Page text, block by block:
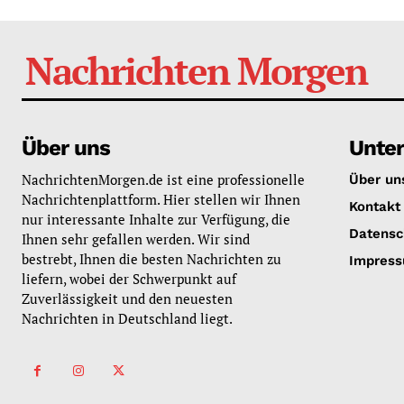
Nachrichten Morgen
Über uns
NachrichtenMorgen.de ist eine professionelle
Nachrichtenplattform. Hier stellen wir Ihnen
nur interessante Inhalte zur Verfügung, die
Ihnen sehr gefallen werden. Wir sind
bestrebt, Ihnen die besten Nachrichten zu
liefern, wobei der Schwerpunkt auf
Zuverlässigkeit und den neuesten
Nachrichten in Deutschland liegt.
Über
Kontakt